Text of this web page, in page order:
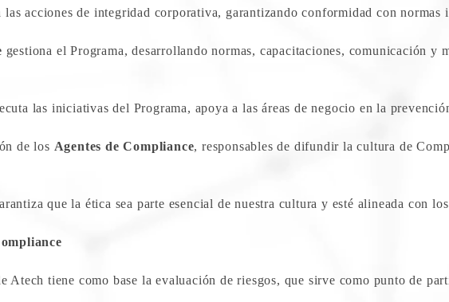
las acciones de integridad corporativa, garantizando conformidad con normas
gestiona el Programa, desarrollando normas, capacitaciones, comunicación y
las iniciativas del Programa, apoya a las áreas de negocio en la
de los Agentes de Compliance, responsables de difundir la cultura de
que la ética sea parte esencial de nuestra cultura y esté alineada con
Atech tiene como base la evaluación de riesgos, que sirve como punto de